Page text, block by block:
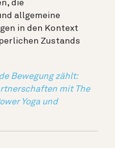
die
allgemeine
in den Kontext
Zustands
Bewegung zählt:
mit The
Yoga und